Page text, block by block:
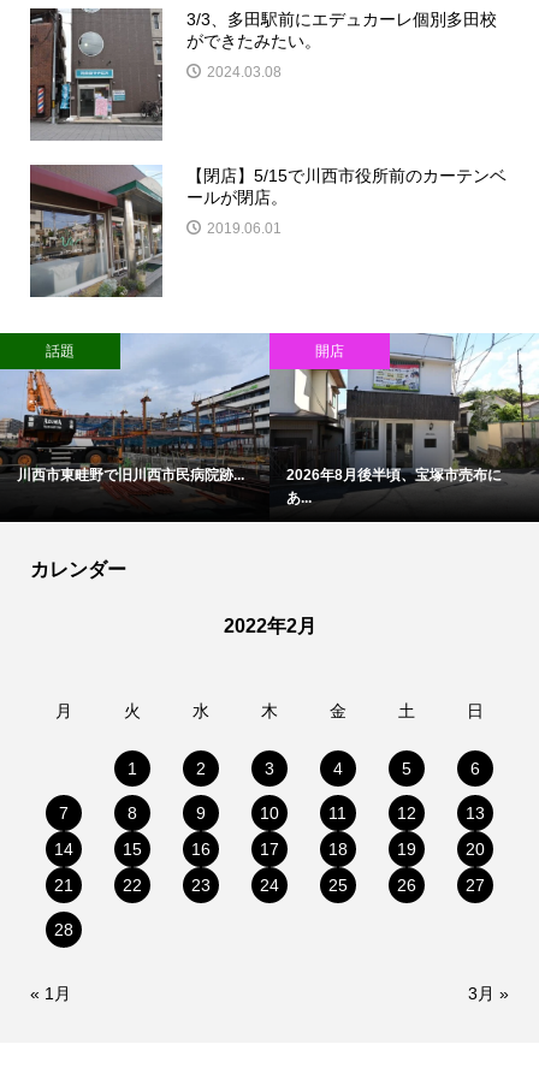
3/3、多田駅前にエデュカーレ個別多田校
ができたみたい。
2024.03.08
【閉店】5/15で川西市役所前のカーテンベ
ールが閉店。
2019.06.01
話題
川西市東畦野で旧川西市民病院跡...
開店
2026年8月後半頃、宝塚市売布に
あ...
カレンダー
2022年2月
月 火 水 木 金 土 日
1 2 3 4 5 6
7 8 9 10 11 12
13
14
15 16 17 18 19
20
21
22 23 24 25 26 27
28
« 1月 3月 »